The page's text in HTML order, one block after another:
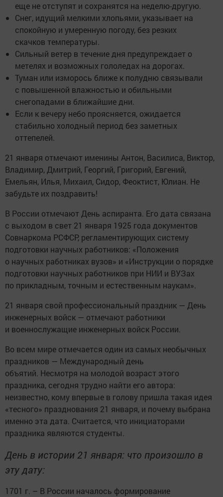
еще не отступят и сохранятся на неделю-другую.
Снег, идущий мелкими хлопьями, указывает на
спокойную и умеренную погоду, без резких
скачков температуры.
Сильный ветер в течение дня предупреждает о
метелях и возможных гололедах на дорогах.
Туман или изморось ближе к полудню связывали
с повышенной влажностью и обильными
снегопадами в ближайшие дни.
Если к вечеру небо проясняется, ожидается
стабильно холодный период без заметных
оттепелей.
21 января отмечают именины Антон, Василиса, Виктор,
Владимир, Дмитрий, Георгий, Григорий, Евгений,
Емельян, Илья, Михаил, Сидор, Феоктист, Юлиан. Не
забудьте их поздравить!
В России отмечают День аспиранта. Его дата связана
с выходом в свет 21 января 1925 года документов
Совнаркома РСФСР, регламентирующих систему
подготовки научных работников: «Положения
о научных работниках вузов» и «Инструкции о порядке
подготовки научных работников при НИИ и ВУЗах
по прикладным, точным и естественным наукам».
21 января свой профессиональный праздник — День
инженерных войск — отмечают работники
и военнослужащие инженерных войск России.
Во всем мире отмечается один из самых необычных
праздников — Международный день
объятий. Несмотря на молодой возраст этого
праздника, сегодня трудно найти его автора:
неизвестно, кому впервые в голову пришла такая идея
«тесного» празднования 21 января, и почему выбрана
именно эта дата. Считается, что инициаторами
праздника являются студенты.
День в истории 21 января: что произошло в
эту дату:
1701 г. – В России началось формирование